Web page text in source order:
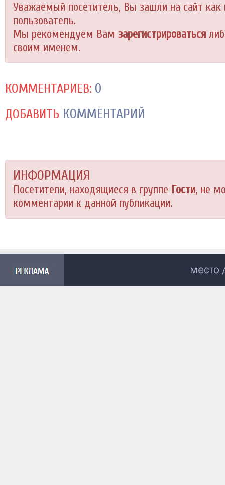
Уважаемый посетитель, Вы зашли на сайт как
пользователь.
Мы рекомендуем Вам зарегистрироваться
своим именем.
КОММЕНТАРИЕВ: 0
ДОБАВИТЬ КОММЕНТАРИЙ
ИНФОРМАЦИЯ
Посетители, находящиеся в группе Гости, не
комментарии к данной публикации.